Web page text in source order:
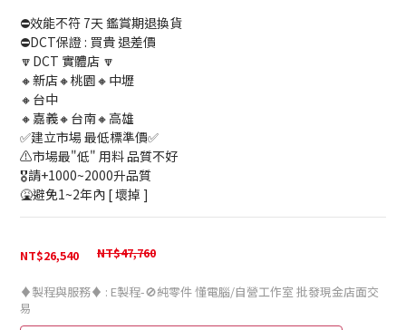
⛔效能不符 7天 鑑賞期退換貨
⛔DCT保證 : 買貴 退差價
🔽DCT 實體店 🔽
🔸新店🔸桃園🔸中壢
🔸台中
🔸嘉義🔸台南🔸高雄
✅建立市場 最低標準價✅
⚠️市場最"低" 用料 品質不好
🎖️請+1000~2000升品質
🤮避免1~2年內 [ 壞掉 ]
NT$47,760
NT$26,540
♦️製程與服務♦️ : E製程-🚫純零件 懂電腦/自營工作室 批發現金店面交
易